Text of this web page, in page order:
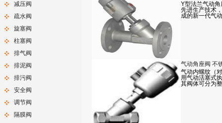
减压阀
疏水阀
旋塞阀
柱塞阀
排气阀
排泥阀
排污阀
安全阀
调节阀
隔膜阀
Y型法兰气动
先进生产技术
成的新一代气
气动角座阀 不
气动内螺纹（
用气动活塞式
其阀体可分为